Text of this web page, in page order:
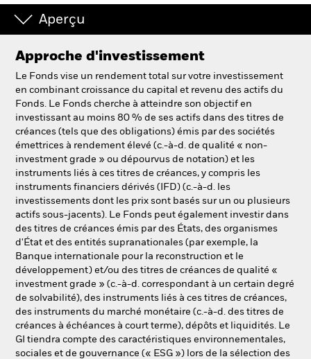
Aperçu
Approche d'investissement
Le Fonds vise un rendement total sur votre investissement
en combinant croissance du capital et revenu des actifs du
Fonds. Le Fonds cherche à atteindre son objectif en
investissant au moins 80 % de ses actifs dans des titres de
créances (tels que des obligations) émis par des sociétés
émettrices à rendement élevé (c.-à-d. de qualité « non-
investment grade » ou dépourvus de notation) et les
instruments liés à ces titres de créances, y compris les
instruments financiers dérivés (IFD) (c.-à-d. les
investissements dont les prix sont basés sur un ou plusieurs
actifs sous-jacents). Le Fonds peut également investir dans
des titres de créances émis par des États, des organismes
d'État et des entités supranationales (par exemple, la
Banque internationale pour la reconstruction et le
développement) et/ou des titres de créances de qualité «
investment grade » (c.-à-d. correspondant à un certain degré
de solvabilité), des instruments liés à ces titres de créances,
des instruments du marché monétaire (c.-à-d. des titres de
créances à échéances à court terme), dépôts et liquidités. Le
GI tiendra compte des caractéristiques environnementales,
sociales et de gouvernance (« ESG ») lors de la sélection des